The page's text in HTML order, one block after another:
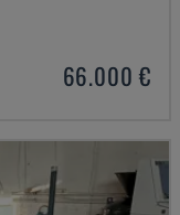
66.000 €